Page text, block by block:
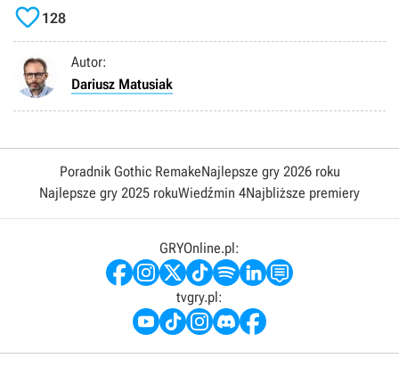
128
Autor:
Dariusz Matusiak
Poradnik Gothic RemakeNajlepsze gry 2026 roku
Najlepsze gry 2025 rokuWiedźmin 4Najbliższe premiery
GRYOnline.pl:
tvgry.pl: